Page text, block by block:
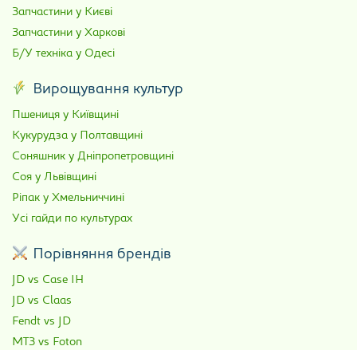
Запчастини у Києві
Запчастини у Харкові
Б/У техніка у Одесі
Вирощування культур
Пшениця у Київщині
Кукурудза у Полтавщині
Соняшник у Дніпропетровщині
Соя у Львівщині
Ріпак у Хмельниччині
Усі гайди по культурах
Порівняння брендів
JD vs Case IH
JD vs Claas
Fendt vs JD
МТЗ vs Foton